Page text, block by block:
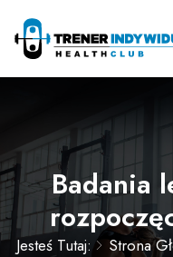
Badania
Jesteś Tutaj: Strona